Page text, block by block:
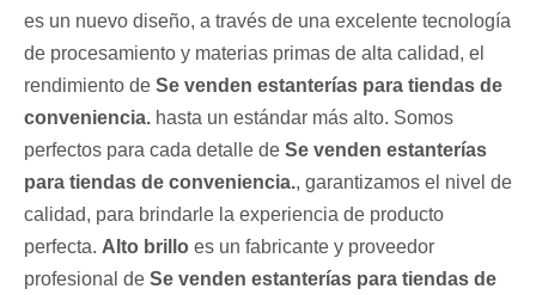
es un nuevo diseño, a través de una excelente tecnología
de procesamiento y materias primas de alta calidad, el
rendimiento de Se venden estanterías para tiendas de
conveniencia. hasta un estándar más alto. Somos
perfectos para cada detalle de Se venden estanterías
para tiendas de conveniencia., garantizamos el nivel de
calidad, para brindarle la experiencia de producto
perfecta. Alto brillo es un fabricante y proveedor
profesional de Se venden estanterías para tiendas de